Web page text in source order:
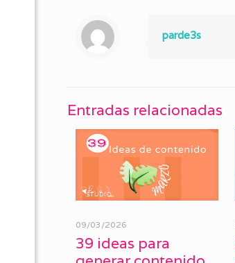
parde3s
Entradas relacionadas
09/03/2026
39 ideas para